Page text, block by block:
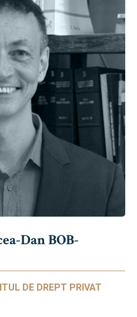
Dan BOB-
DE DREPT PRIVAT